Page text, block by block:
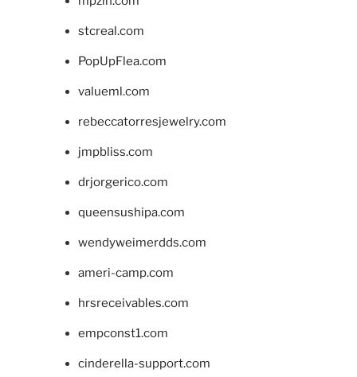
stcreal.com
PopUpFlea.com
valueml.com
rebeccatorresjewelry.com
jmpbliss.com
drjorgerico.com
queensushipa.com
wendyweimerdds.com
ameri-camp.com
hrsreceivables.com
empconst1.com
cinderella-support.com